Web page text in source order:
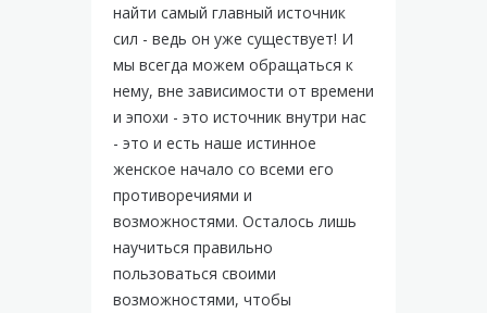
найти самый главный источник
сил - ведь он уже существует! И
мы всегда можем обращаться к
нему, вне зависимости от времени
и эпохи - это источник внутри нас
- это и есть наше истинное
женское начало со всеми его
противоречиями и
возможностями. Осталось лишь
научиться правильно
пользоваться своими
возможностями, чтобы